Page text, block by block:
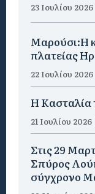
23 Ιουλίου
Μαρούσι:Η
πλατείας
22 Ιουλίου 2026
Η Κασταλία
21 Ιουλίου
Στις 29
Σπύρος
σύγχρονο